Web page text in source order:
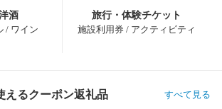
酒
/ ワイン
旅行・体験チケット
施設利用券 / アクティビティ
えるクーポン返礼品 すべて見る